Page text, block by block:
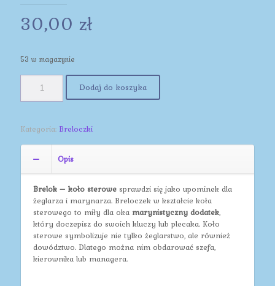
30,00 zł
53 w magazynie
Dodaj do koszyka
Kategoria: Breloczki
Opis
Brelok – koło sterowe sprawdzi się jako upominek dla
żeglarza i marynarza. Breloczek w kształcie koła
sterowego to miły dla oka marynistyczny dodatek,
który doczepisz do swoich kluczy lub plecaka. Koło
sterowe symbolizuje nie tylko żeglarstwo, ale również
dowództwo. Dlatego można nim obdarować szefa,
kierownika lub managera.